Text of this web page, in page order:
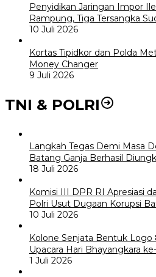
Penyidikan Jaringan Impor
Rampung, Tiga Tersangka
10 Juli 2026
Kortas Tipidkor dan Polda
Money Changer
9 Juli 2026
TNI & POLRI
Langkah Tegas Demi Masa
Batang Ganja Berhasil
18 Juli 2026
Komisi III DPR RI Apresiasi
Polri Usut Dugaan Korupsi
10 Juli 2026
Kolone Senjata Bentuk Logo
Upacara Hari Bhayangkara
1 Juli 2026